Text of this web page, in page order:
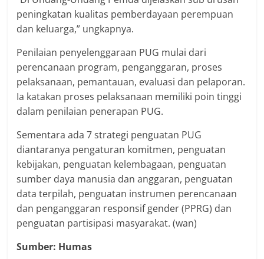
peningkatan kualitas pemberdayaan perempuan
dan keluarga,” ungkapnya.
Penilaian penyelenggaraan PUG mulai dari
perencanaan program, penganggaran, proses
pelaksanaan, pemantauan, evaluasi dan pelaporan.
Ia katakan proses pelaksanaan memiliki poin tinggi
dalam penilaian penerapan PUG.
Sementara ada 7 strategi penguatan PUG
diantaranya pengaturan komitmen, penguatan
kebijakan, penguatan kelembagaan, penguatan
sumber daya manusia dan anggaran, penguatan
data terpilah, penguatan instrumen perencanaan
dan penganggaran responsif gender (PPRG) dan
penguatan partisipasi masyarakat. (wan)
Sumber: Humas